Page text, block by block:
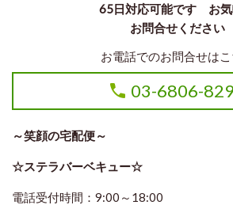
65日対応可能です お気
お問合せください
お電話でのお問合せはこ
03-6806-
～笑顔の宅配便～
☆ステラバーベキュー☆
電話受付時間：9:00～18:00